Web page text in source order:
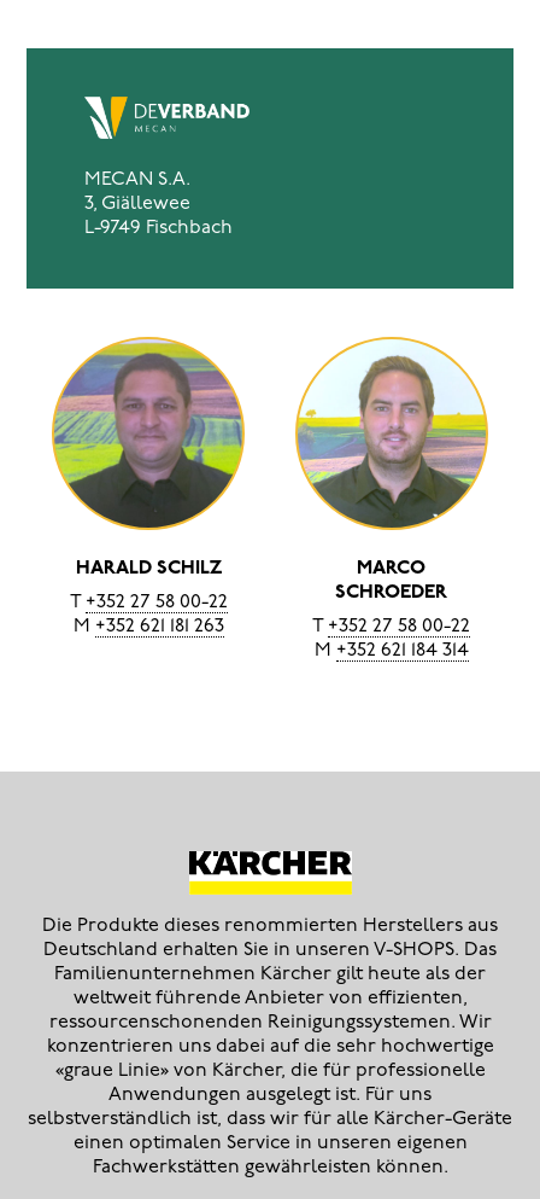
MECAN S.A.
3, Giällewee
L-9749 Fischbach
HARALD SCHILZ
T +352 27 58 00-22
M +352 621 181 263
MARCO
SCHROEDER
T +352 27 58 00-22
M +352 621 184 314
Die Produkte dieses renommierten Herstellers aus
Deutschland erhalten Sie in unseren V-SHOPS. Das
Familienunternehmen Kärcher gilt heute als der
weltweit führende Anbieter von effizienten,
ressourcenschonenden Reinigungssystemen. Wir
konzentrieren uns dabei auf die sehr hochwertige
«graue Linie» von Kärcher, die für professionelle
Anwendungen ausgelegt ist. Für uns
selbstverständlich ist, dass wir für alle Kärcher-Geräte
einen optimalen Service in unseren eigenen
Fachwerkstätten gewährleisten können.